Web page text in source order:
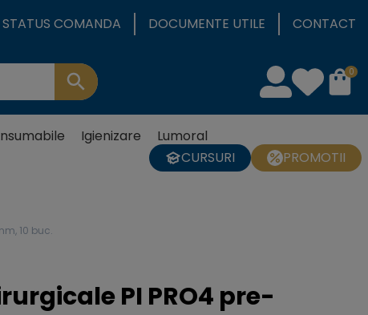
STATUS COMANDA DOCUMENTE UTILE CONTACT
0
Igienizare
Lumoral
CURSURI
PROMOTII
10 buc.
PI PRO4 pre-